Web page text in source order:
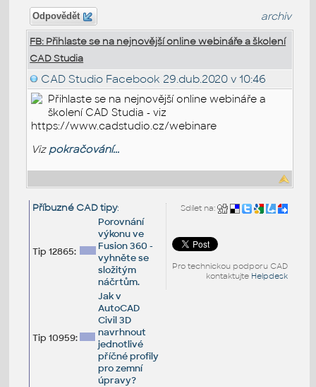
Odpovědět archiv
FB: Přihlaste se na nejnovější online webináře a školení
CAD Studia
CAD Studio Facebook 29.dub.2020 v 10:46
Přihlaste se na nejnovější online webináře a
školení CAD Studia - viz
https://www.cadstudio.cz/webinare
Viz pokračování...
Sdílet na:
Pro technickou podporu CAD
kontaktujte Helpdesk
Příbuzné CAD tipy:
Tip 12865:
Porovnání
výkonu ve
Fusion 360 -
vyhněte se
složitým
náčrtům.
Tip 10959:
Jak v
AutoCAD
Civil 3D
navrhnout
jednotlivé
příčné profily
pro zemní
úpravy?